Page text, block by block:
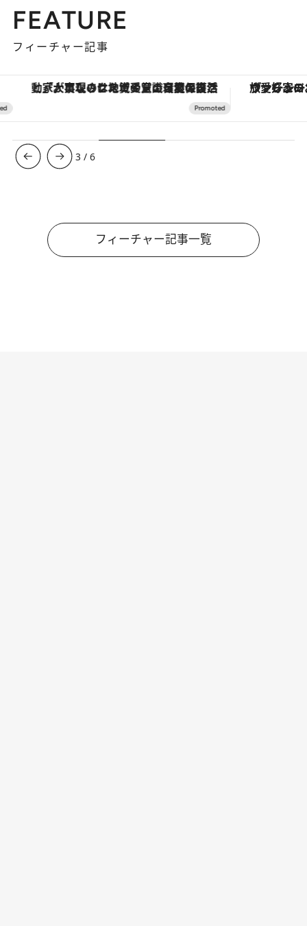
FEATURE
フィーチャー記事
「大事なのは地域の意識を変えること」。ロレックス賞受賞の自然保護活動家が実現させたナイジェリアの自然環境の復活 ヴァシュロン・コンスタンタ
3 /6
フィーチャー記事一覧